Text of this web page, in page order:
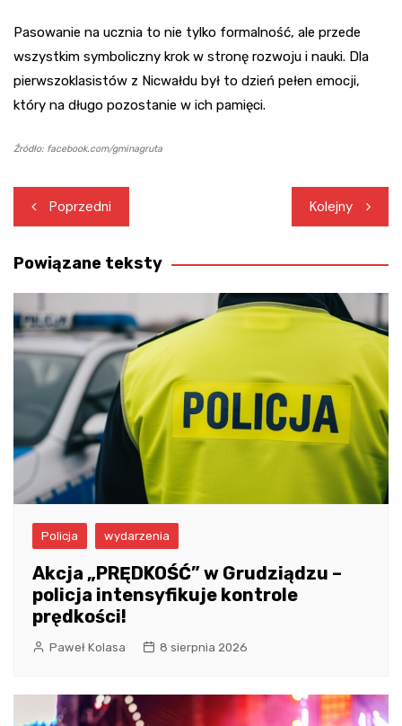
Pasowanie na ucznia to nie tylko formalność, ale przede
wszystkim symboliczny krok w stronę rozwoju i nauki. Dla
pierwszoklasistów z Nicwałdu był to dzień pełen emocji,
który na długo pozostanie w ich pamięci.
Źródło: facebook.com/gminagruta
Nawigacja
wpisu
Poprzedni Kolejny
Powiązane teksty
Policja wydarzenia
Akcja „PRĘDKOŚĆ” w Grudziądzu –
policja intensyfikuje kontrole
prędkości!
Paweł Kolasa 8 sierpnia 2026